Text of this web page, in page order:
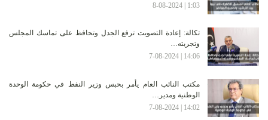
1:03 | 8-08-2024
تكالة: إعادة التصويت ترفع الجدل وتحافظ على تماسك المجلس
وتجربته…
14:06 | 7-08-2024
مكتب النائب العام يأمر بحبس وزير النفط في حكومة الوحدة
الوطنية ومدير…
14:02 | 7-08-2024